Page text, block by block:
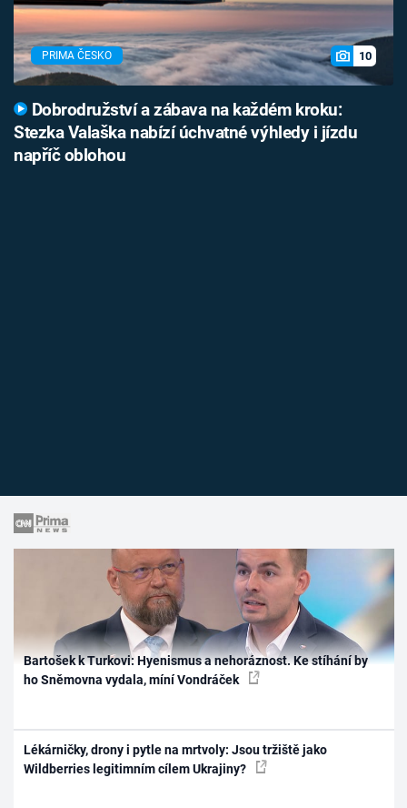
PRIMA ČESKO 10
Dobrodružství a zábava na každém kroku:
Stezka Valaška nabízí úchvatné výhledy i jízdu
napříč oblohou
Bartošek k Turkovi: Hyenismus a nehoráznost. Ke stíhání by
ho Sněmovna vydala, míní Vondráček
Lékárničky, drony i pytle na mrtvoly: Jsou tržiště jako
Wildberries legitimním cílem Ukrajiny?